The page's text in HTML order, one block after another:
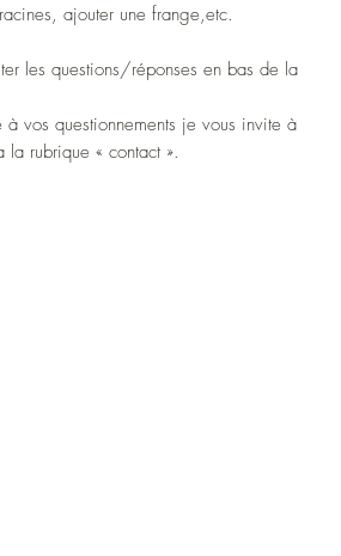
ajouter une frange,etc.
les questions/réponses en bas de la
vos questionnements je vous invite à
rubrique « contact ».